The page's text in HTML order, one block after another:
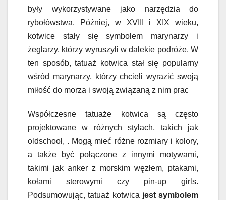
były wykorzystywane jako narzędzia do
rybołówstwa. Później, w XVIII i XIX wieku,
kotwice stały się symbolem marynarzy i
żeglarzy, którzy wyruszyli w dalekie podróże. W
ten sposób, tatuaż kotwica stał się popularny
wśród marynarzy, którzy chcieli wyrazić swoją
miłość do morza i swoją związaną z nim prac
Współczesne tatuaże kotwica są często
projektowane w różnych stylach, takich jak
oldschool, . Mogą mieć różne rozmiary i kolory,
a także być połączone z innymi motywami,
takimi jak anker z morskim węzłem, ptakami,
kołami sterowymi czy pin-up girls.
Podsumowując, tatuaż kotwica jest symbolem